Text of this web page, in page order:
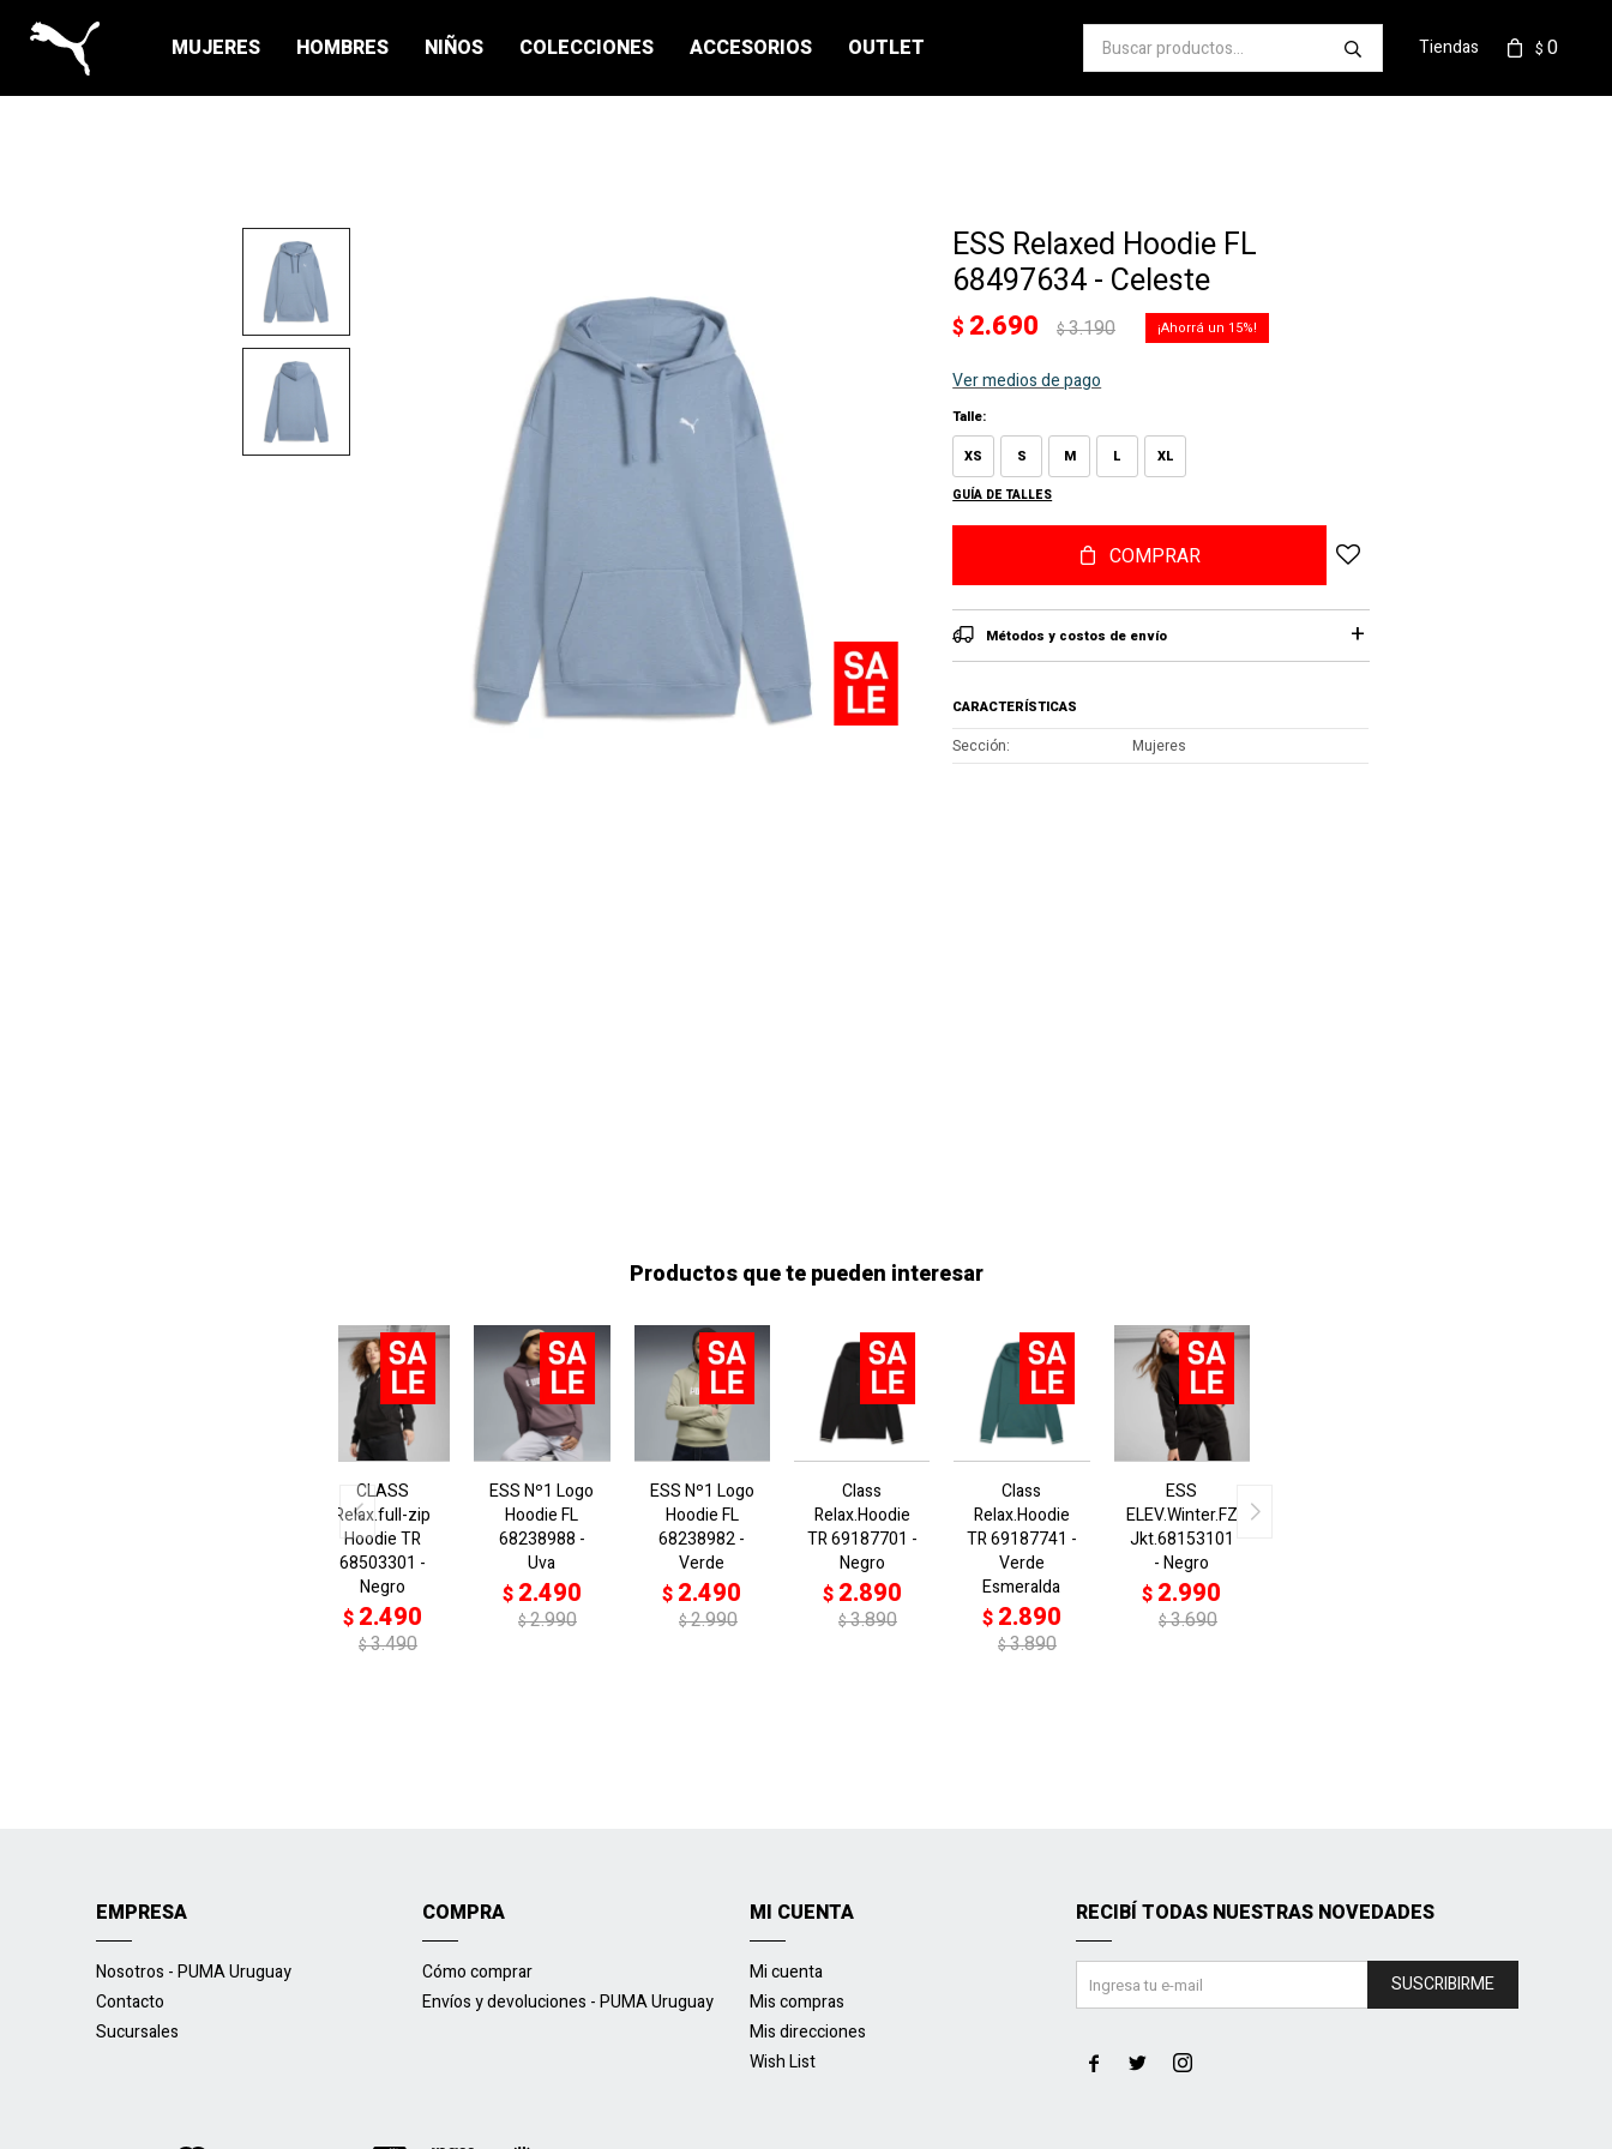
MUJERES HOMBRES NIÑOS COLECCIONES ACCESORIOS OUTLET $ 0
Tiendas
ESS Relaxed Hoodie FL
68497634 - Celeste
$ 2.690 $3.190 15
Ver medios de pago
Talle:
XS
S M L XL
GUÍA DE TALLES
COMPRAR
Métodos y costos de envío
CARACTERÍSTICAS
Sección Mujeres
Productos que te pueden interesar
CLASS
Relax.full-zip
Hoodie TR
68503301 -
Negro
$ 2.490
$3.490
ESS Nº1 Logo
Hoodie FL
68238988 -
Uva
$ 2.490
$2.990
ESS Nº1 Logo
Hoodie FL
68238982 -
Verde
$ 2.490
$2.990
Class
Relax.Hoodie
TR 69187701 -
Negro
$ 2.890
$3.890
Class
Relax.Hoodie
TR 69187741 -
Verde
Esmeralda
$ 2.890
$3.890
ESS
ELEV.Winter.FZ
Jkt.68153101
- Negro
$ 2.990
$3.690
EMPRESA
Nosotros - PUMA Uruguay
Contacto
Sucursales
COMPRA
Cómo comprar
Envíos y devoluciones - PUMA Uruguay
MI CUENTA
Mi cuenta
Mis compras
Mis direcciones
Wish List
RECIBÍ TODAS NUESTRAS NOVEDADES
SUSCRIBIRME
  